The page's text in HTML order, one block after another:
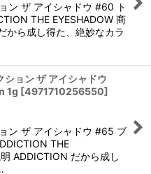
ン ザ アイシャドウ #60 ト
THE EYESHADOW 商
から成し得た、絶妙なカラ
ョン ザ アイシャドウ
1g [4971710256550]
ン ザ アイシャドウ #65 ブ
THE
ADDICTION だから成し